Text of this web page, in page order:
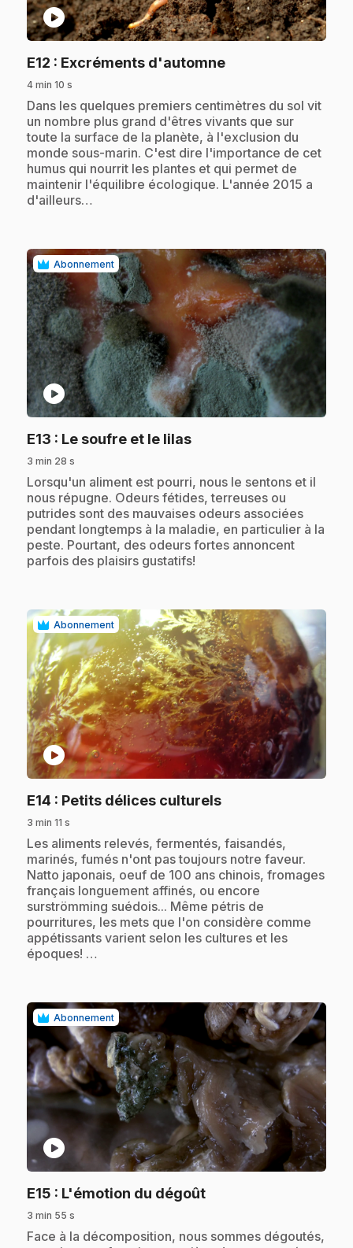
play_circle
E12 : Excréments d'automne.
4 min 10 s
.Dans les quelques premiers centimètres du sol vit
un nombre plus grand d'êtres vivants que sur
toute la surface de la planète, à l'exclusion du
monde sous-marin. C'est dire l'importance de cet
humus qui nourrit les plantes et qui permet de
maintenir l'équilibre écologique. L'année 2015 a
d'ailleurs…
Abonnement
play_circle
E13 : Le soufre et le lilas.
3 min 28 s
.Lorsqu'un aliment est pourri, nous le sentons et il
nous répugne. Odeurs fétides, terreuses ou
putrides sont des mauvaises odeurs associées
pendant longtemps à la maladie, en particulier à la
peste. Pourtant, des odeurs fortes annoncent
parfois des plaisirs gustatifs!
Abonnement
play_circle
E14 : Petits délices culturels.
3 min 11 s
.Les aliments relevés, fermentés, faisandés,
marinés, fumés n'ont pas toujours notre faveur.
Natto japonais, oeuf de 100 ans chinois, fromages
français longuement affinés, ou encore
surströmming suédois... Même pétris de
pourritures, les mets que l'on considère comme
appétissants varient selon les cultures et les
époques! …
Abonnement
play_circle
E15 : L'émotion du dégoût.
3 min 55 s
.Face à la décomposition, nous sommes dégoutés,